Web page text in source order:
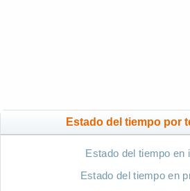
Estado del tiempo por
Estado del tiempo en
Estado del tiempo en